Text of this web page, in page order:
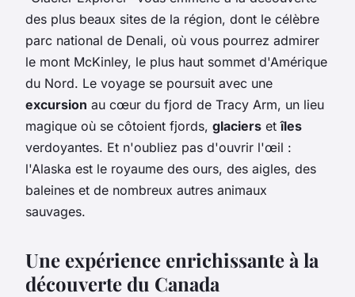
des plus beaux sites de la région, dont le célèbre
parc national de Denali, où vous pourrez admirer
le mont McKinley, le plus haut sommet d'Amérique
du Nord. Le voyage se poursuit avec une
excursion au cœur du fjord de Tracy Arm, un lieu
magique où se côtoient fjords, glaciers etîles
verdoyantes. Et n'oubliez pas d'ouvrir l'œil :
l'Alaska est le royaume des ours, des aigles, des
baleines et de nombreux autres animaux
sauvages.
Une expérience enrichissante à la
découverte du Canada